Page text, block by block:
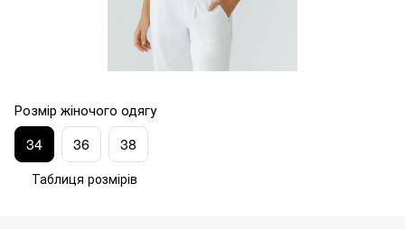
Розмір жіночого одягу
34 36 38
Таблиця розмірів